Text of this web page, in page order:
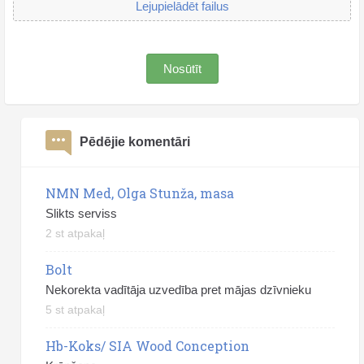
Lejupielādēt failus
Nosūtīt
Pēdējie komentāri
NMN Med, Olga Stunža, masa
Slikts serviss
2 st atpakaļ
Bolt
Nekorekta vadītāja uzvedība pret mājas dzīvnieku
5 st atpakaļ
Hb-Koks/ SIA Wood Conception